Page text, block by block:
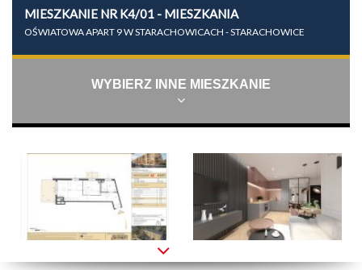
MIESZKANIE NR K4/01 - MIESZKANIA
OŚWIATOWA APART 9 W STARACHOWICACH - STARACHOWICE
WYBIERZ INNE MIESZKANIE